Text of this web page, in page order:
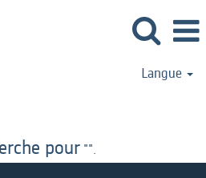
Langue
pour "".